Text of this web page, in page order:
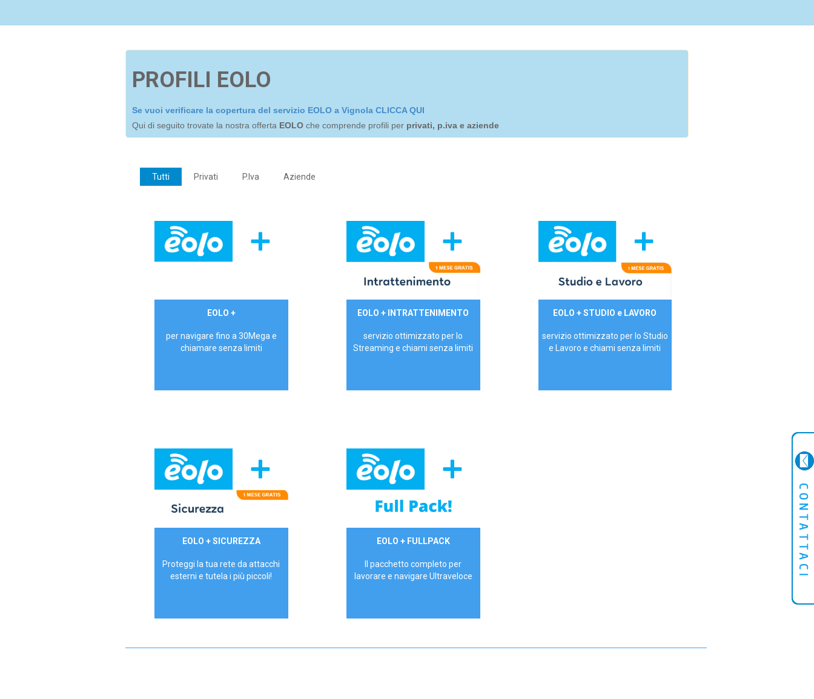
PROFILI EOLO
Se vuoi verificare la copertura del servizio EOLO a Vignola CLICCA QUI
Qui di seguito trovate la nostra offerta EOLO che comprende profili per privati, p.iva e aziende
Tutti Privati P.Iva Aziende
€ 24,90/meseEOLO +
per navigare fino a 30Mega e
chiamare senza limiti
29,90€/mese
EOLO + INTRATTENIMENTO
servizio ottimizzato per lo
Streaming e chiami senza limiti
29,90€/mese
EOLO + STUDIO e LAVORO
servizio ottimizzato per lo Studio
e Lavoro e chiami senza limiti
29,90€/mese
EOLO + SICUREZZA
Proteggi la tua rete da attacchi
esterni e tutela i più piccoli!
34,90 €/meseEOLO + FULLPACK
Il pacchetto completo per
lavorare e navigare Ultraveloce